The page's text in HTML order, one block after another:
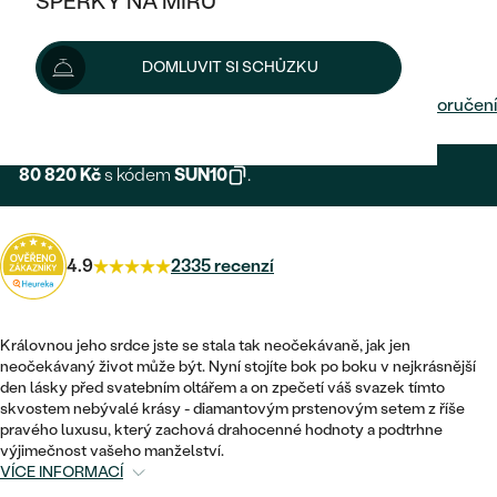
KOMBINOVANÉ ZLATO
DLE STYLU
BEZ KAMENE
ETERNITY
VYKROJENÉ
VINTAGE
NETRADIČNÍ
TEPANÉ
POSTRANNÍ KAMENY
HALO
SNUBNÍ A ZÁSNUBNÍ SETY
NETRADIČNÍ
SESTAV SI SVŮJ PRSTEN
ZAČÍT S PRSTENEM
ZAČÍT S DIAMANTEM
VÝPRODEJ
KDYŽ ŠPERKY POMÁHAJÍ
DLE TYPU
NÁUŠNICE
PRSTENY
NÁRAMKY
SETY
PÁNSKÉ ŠPERKY
PLATINOVÉ
KRUHOVÉ
MINIMALISTICKÉ
VISACÍ
SOLITÉR
VE TVARU SRDCE
ZLATÉ
STŘÍBRNÉ
SOLITÉR
PERSONALIZOVANÉ
SE ZNAMENÍM ZVĚROKRUHU
MINIMALISTICKÉ
ŠPERKY SKLADEM
VÝPRODEJ
DLE MATERIÁLU
STŘÍBRNÉ
DLE STYLU
ETERNITY
DOMLUVIT SI SCHŮZKU
89 800 Kč
Možnosti doručení
80 820 Kčs kódem SUN10 .
4.9 2335 recenzí
Královnou jeho srdce jste se stala tak neočekávaně, jak jen
neočekávaný život může být. Nyní stojíte bok po boku v nejkrásnější
den lásky před svatebním oltářem a on zpečetí váš svazek tímto
skvostem nebývalé krásy - diamantovým prstenovým setem z říše
pravého luxusu, který zachová drahocenné hodnoty a podtrhne
výjimečnost vašeho manželství.
VÍCE INFORMACÍ